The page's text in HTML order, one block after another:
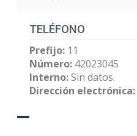
TELÉFONO
Prefijo: 11
Número: 42023045
Interno:Sin datos.
Dirección electrónica: